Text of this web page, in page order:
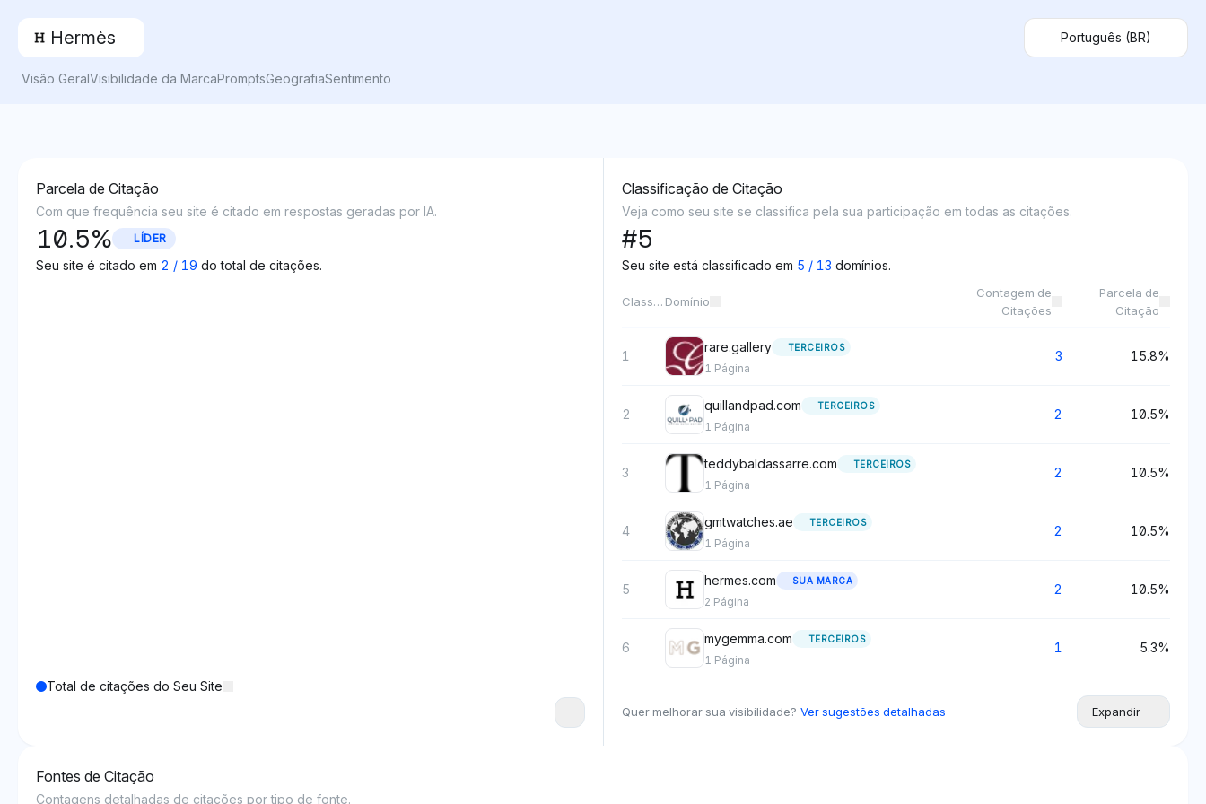
Hermès Português (BR)
Visão GeralVisibilidade da MarcaPromptsGeografiaSentimento
Parcela de Citação
Com que frequência seu site é citado em respostas geradas por IA.
10.5% LÍDER
Seu site é citado em 2 / 19 do total de citações.
Total de citações do Seu Site
Classificação de Citação
Veja como seu site se classifica pela sua participação em todas as citações.
#5
Seu site está classificado em 5 / 13 domínios.
Classificação Domínio
Contagem de
Citações
Parcela de
Citação
1
rare.gallery TERCEIROS
1 Página
3 15.8%
2
quillandpad.com TERCEIROS
1 Página
2 10.5%
3
teddybaldassarre.com TERCEIROS
1 Página
2 10.5%
4
gmtwatches.ae TERCEIROS
1 Página
2 10.5%
5
hermes.com SUA MARCA
2 Página
2 10.5%
6
mygemma.com TERCEIROS
1 Página
1 5.3%
Quer melhorar sua visibilidade? Ver sugestões detalhadas Expandir
Fontes de Citação
Contagens detalhadas de citações por tipo de fonte.